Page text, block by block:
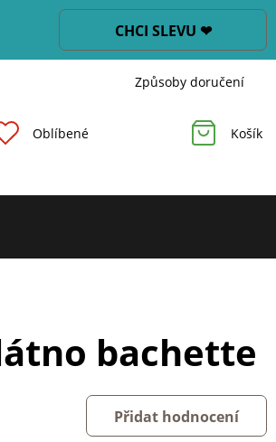
CHCI SLEVU ❤
Způsoby doručení
Oblíbené Košík
bachette
Přidat hodnocení